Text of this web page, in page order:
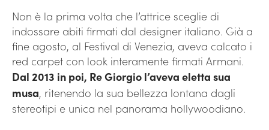
Non è la prima volta che l’attrice sceglie di
indossare abiti firmati dal designer italiano. Già a
fine agosto, al Festival di Venezia, aveva calcato i
red carpet con look interamente firmati Armani.
Dal 2013 in poi, Re Giorgio l’aveva eletta sua
musa, ritenendo la sua bellezza lontana dagli
stereotipi e unica nel panorama hollywoodiano.